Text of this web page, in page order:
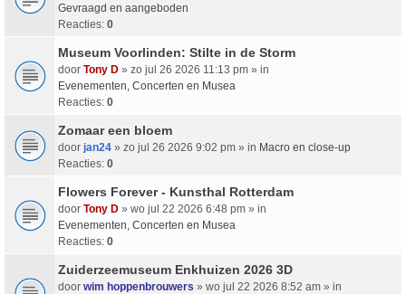
Gevraagd en aangeboden
Reacties: 0
Museum Voorlinden: Stilte in de Storm
door Tony D » zo jul 26 2026 11:13 pm » in
Evenementen, Concerten en Musea
Reacties: 0
Zomaar een bloem
door jan24 » zo jul 26 2026 9:02 pm » in Macro en close-up
Reacties: 0
Flowers Forever - Kunsthal Rotterdam
door Tony D » wo jul 22 2026 6:48 pm » in
Evenementen, Concerten en Musea
Reacties: 0
Zuiderzeemuseum Enkhuizen 2026 3D
door wim hoppenbrouwers » wo jul 22 2026 8:52 am » in